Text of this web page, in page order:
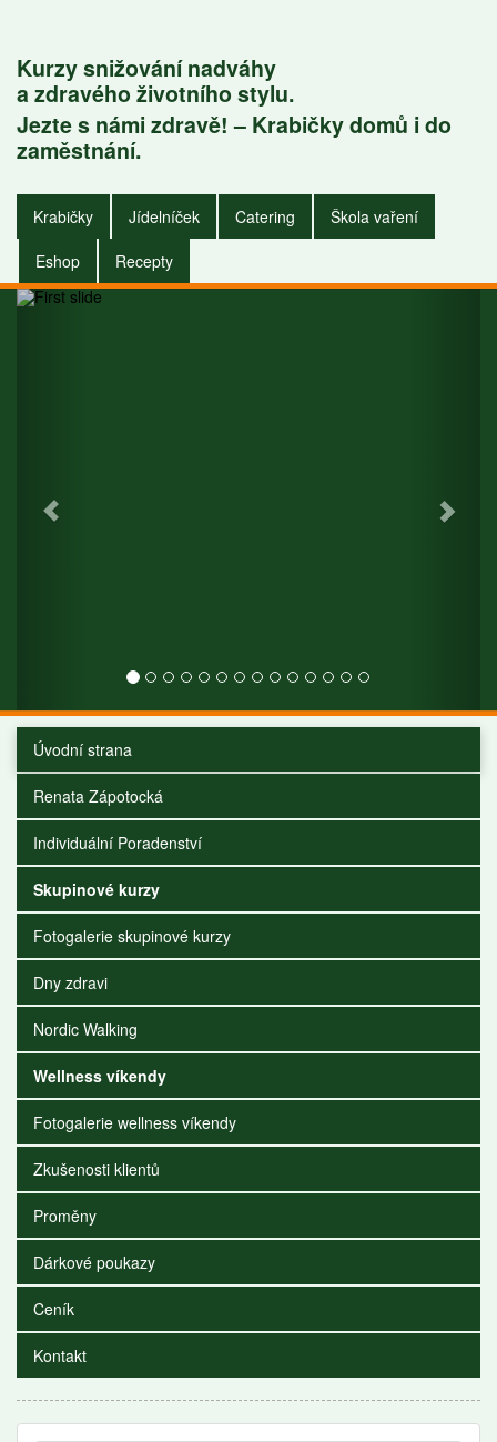
Kurzy snižování nadváhy
a zdravého životního stylu.
Jezte s námi zdravě! – Krabičky domů i do
zaměstnání.
Krabičky Jídelníček Catering
Škola vaření
Eshop
Recepty
Krabičky do
zaměstnání i do
domu.
Úvodní strana
Renata Zápotocká
Individuální Poradenství
Skupinové kurzy
Fotogalerie skupinové kurzy
Dny zdravi
Nordic Walking
Wellness víkendy
Fotogalerie wellness víkendy
Zkušenosti klientů
Proměny
Dárkové poukazy
Ceník
Kontakt